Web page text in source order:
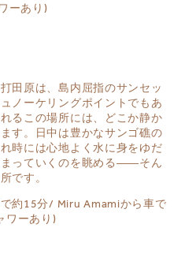
ーあり)
田原は、島内屈指のサンセッ
ノーケリングポイントでもあ
るこの場所には、どこか静か
す。日中は豊かなサンゴ礁の
時には心地よく水に身をゆだ
っていくのを眺める――そん
です。
約15分/ Miru Amamiから車で
ワーあり)